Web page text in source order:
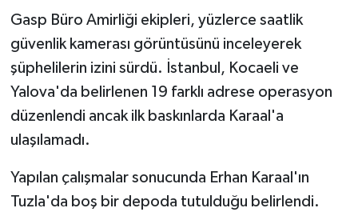
Gasp Büro Amirliği ekipleri, yüzlerce saatlik
güvenlik kamerası görüntüsünü inceleyerek
şüphelilerin izini sürdü. İstanbul, Kocaeli ve
Yalova'da belirlenen 19 farklı adrese operasyon
düzenlendi ancak ilk baskınlarda Karaal'a
ulaşılamadı.
Yapılan çalışmalar sonucunda Erhan Karaal'ın
Tuzla'da boş bir depoda tutulduğu belirlendi.